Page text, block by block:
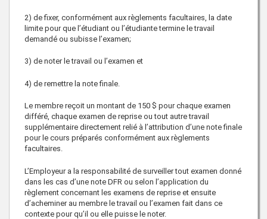
2) de fixer, conformément aux règlements facultaires, la date
limite pour que l’étudiant ou l’étudiante termine le travail
demandé ou subisse l’examen;
3) de noter le travail ou l’examen et
4) de remettre la note finale.
Le membre reçoit un montant de 150 $ pour chaque examen
différé, chaque examen de reprise ou tout autre travail
supplémentaire directement relié à l’attribution d’une note finale
pour le cours préparés conformément aux règlements
facultaires.
L’Employeur a la responsabilité de surveiller tout examen donné
dans les cas d’une note DFR ou selon l’application du
règlement concernant les examens de reprise et ensuite
d’acheminer au membre le travail ou l’examen fait dans ce
contexte pour qu’il ou elle puisse le noter.